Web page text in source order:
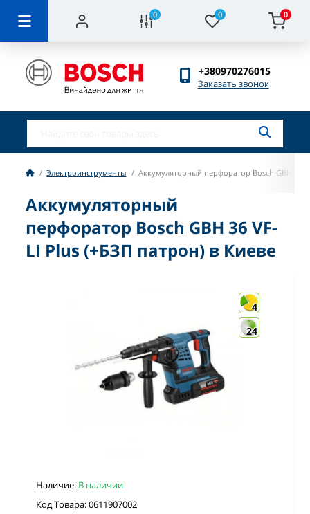
0 0 0
+380970276015
Заказать звонок
Электроинструменты Аккумуляторный перфоратор Bosch GBH 36
Аккумуляторный
перфоратор Bosch GBH 36 VF-
LI Plus (+БЗП патрон) в Киеве
Наличие: В наличии
Код Товара: 0611907002
4
24